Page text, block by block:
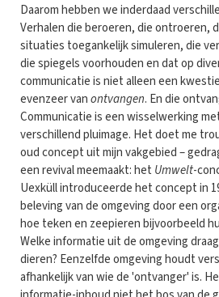
Daarom hebben we inderdaad
Verhalen die beroeren, die ontroeren,
situaties toegankelijk simuleren, die
die spiegels voorhouden en dat op
communicatie is niet alleen een
evenzeer vanontvangen. En die
Communicatie is een wisselwerking
verschillend pluimage. Het doet me
oud concept uit mijn vakgebied –
een revival meemaakt: het Umwelt-
Uexküll introduceerde het concept in
beleving van de omgeving door een
hoe teken en zeepieren bijvoorbeeld
Welke informatie uit de omgeving
dieren? Eenzelfde omgeving houdt
afhankelijk van wie de 'ontvanger' is.